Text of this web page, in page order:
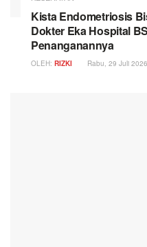
Kista Endometriosis
Dokter Eka Hospital
Penanganannya
OLEH: RIZKI Rabu, 29 Juli